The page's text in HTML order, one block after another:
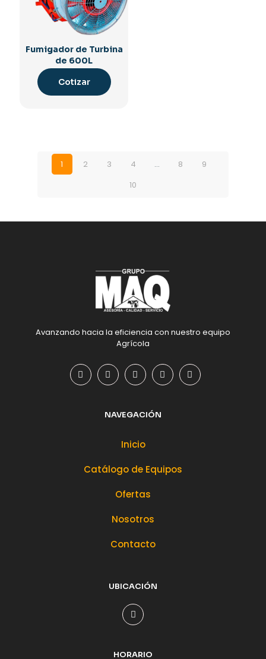
Fumigador de Turbina
de 600L
Cotizar
1 2 3 4 … 8
9
10
Avanzando hacia la eficiencia con nuestro equipo
Agrícola
NAVEGACIÓN
Inicio
Catálogo de Equipos
Ofertas
Nosotros
Contacto
UBICACIÓN
HORARIO